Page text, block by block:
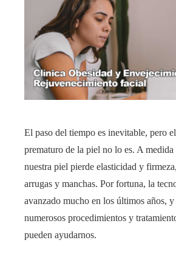
El paso del tiempo es inevitable, pero
prematuro de la piel no lo es. A medida
nuestra piel pierde elasticidad y
arrugas y manchas. Por fortuna, la
avanzado mucho en los últimos años,
numerosos procedimientos y
pueden ayudarnos.